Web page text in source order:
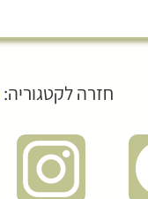
חזרה לקטגוריה: